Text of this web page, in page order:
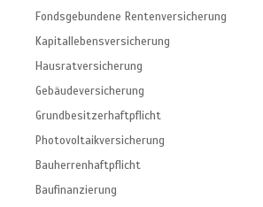
Fondsgebundene Rentenversicherung
Kapitallebensversicherung
Hausratversicherung
Gebäudeversicherung
Grundbesitzerhaftpflicht
Photovoltaikversicherung
Bauherrenhaftpflicht
Baufinanzierung